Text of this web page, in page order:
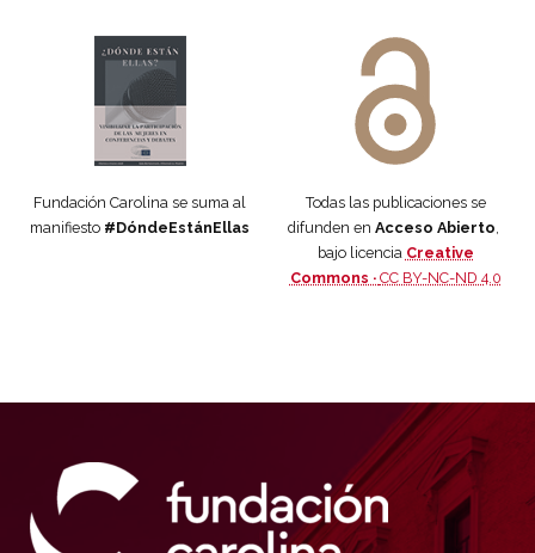
Fundación Carolina se suma al
manifiesto #DóndeEstánEllas
Todas las publicaciones se
difunden en Acceso Abierto,
bajo licencia Creative
Commons · CC BY-NC-ND 4.0